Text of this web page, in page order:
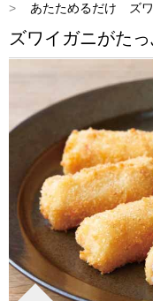
あたためるだけ ズ
ズワイガニがた